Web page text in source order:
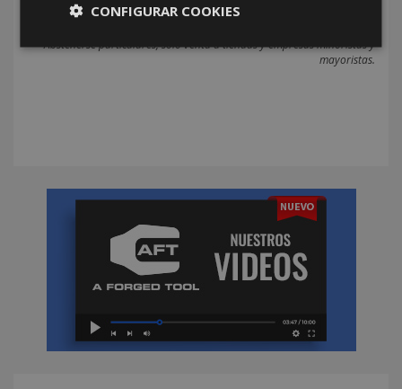
*Abstenerse particulares, sólo venta a tiendas y empresas minoristas y
mayoristas.
CONFIGURAR COOKIES